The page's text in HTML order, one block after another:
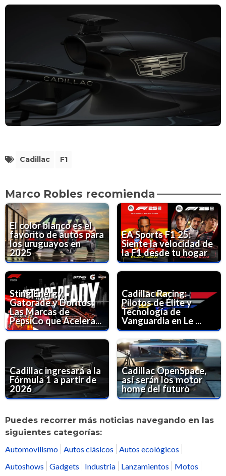
Cadillac F1
Marco Robles recomienda
El color blanco es el
favorito de autos para
los uruguayos en
2025
EA Sports F1 25:
Siente la velocidad de
la F1 desde tu hogar
Sting Energy,
Gatorade y Doritos:
Las Marcas de
PepsiCo que Acelera...
Cadillac Racing:
Pilotos de Élite y
Tecnología de
Vanguardia en Le ...
Cadillac ingresará a la
Fórmula 1 a partir de
2026
Cadillac OpenSpace,
así serán los motor
home del futuro
Puedes recorrer más noticias navegando en las
siguientes categorías:
Automovilismo Autos clásicos
Autos ecológicos
Autoshows
Gadgets Industria Lanzamientos Motos